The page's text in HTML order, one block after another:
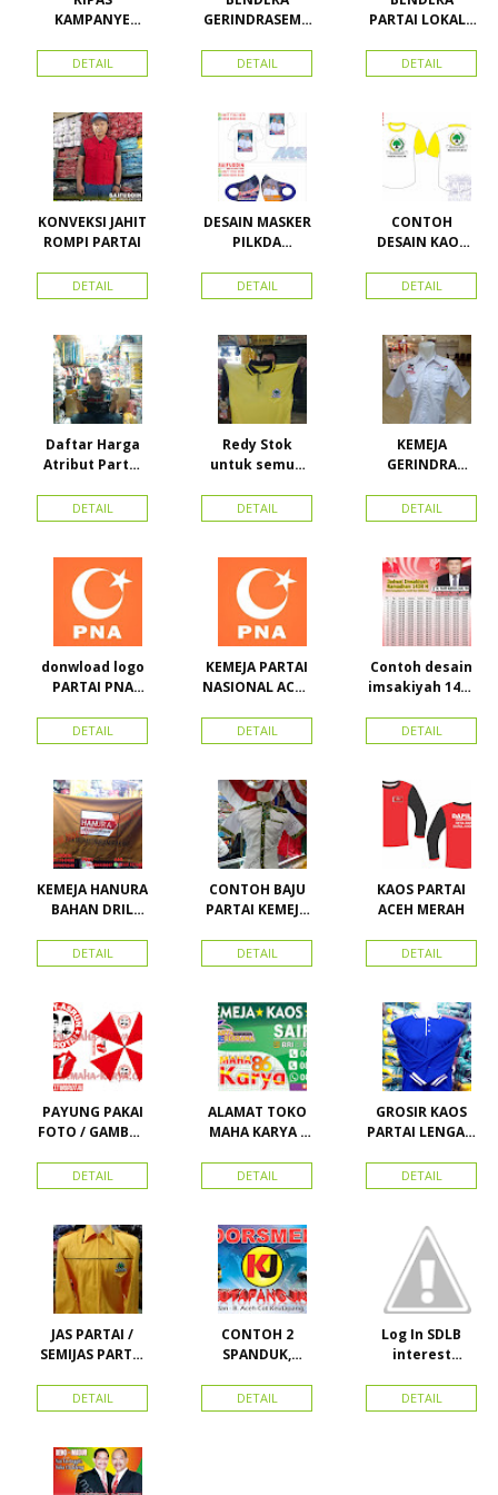
KAMPANYE
DETAIL
GERINDRASEMU
DETAIL
PARTAI LOKAL /
ACEH
DETAIL
KONVEKSI JAHIT
ROMPI PARTAI
DETAIL
DESAIN MASKER
PILKDA
Calon Bupati &
Wakil Bupati
Kepulauan
DETAIL
CONTOH
DESAIN KAOS
BAHAN PE
DOUBLE
DETAIL
Daftar Harga
Atribut Partai
Toko Maha
Karya Online
Proyek Senen
Jakarta Pusat
DETAIL
Redy Stok
untuk semua
Kerah Bahan PE
Dobel Rp.
DETAIL
KEMEJA
GERINDRA
BORDIR DAN
TOPI BAHAN
DETAIL
donwload logo
PARTAI PNA
nasional aceh)
Vector
DETAIL
KEMEJA PARTAI
NASIONAL ACEH
PKPI, dan
Kemeja
DETAIL
Contoh desain
imsakiyah 1434
cetak
imsakiyah di
Karya Online
Advertising
Pasar Senen
DETAIL
KEMEJA HANURA
BAHAN DRIL
HANURA
DETAIL
CONTOH BAJU
PARTAI KEMEJA
SEMUA ATRIBUT
PARTAI
DETAIL
KAOS PARTAI
ACEH MERAH
DETAIL
PAYUNG PAKAI
FOTO / GAMBAR
KAMPANYE,
PARTAI DAN
DETAIL
ALAMAT TOKO
MAHA KARYA /
PERDANA 411
DETAIL
GROSIR KAOS
PARTAI LENGAN
MURAH
LACOSTE SEMUA
STOK
DETAIL
JAS PARTAI /
SEMIJAS PARTAI
DETAIL
CONTOH 2
SPANDUK,
KARTU NAMA
DETAIL
Log In SDLB
interest
DETAIL